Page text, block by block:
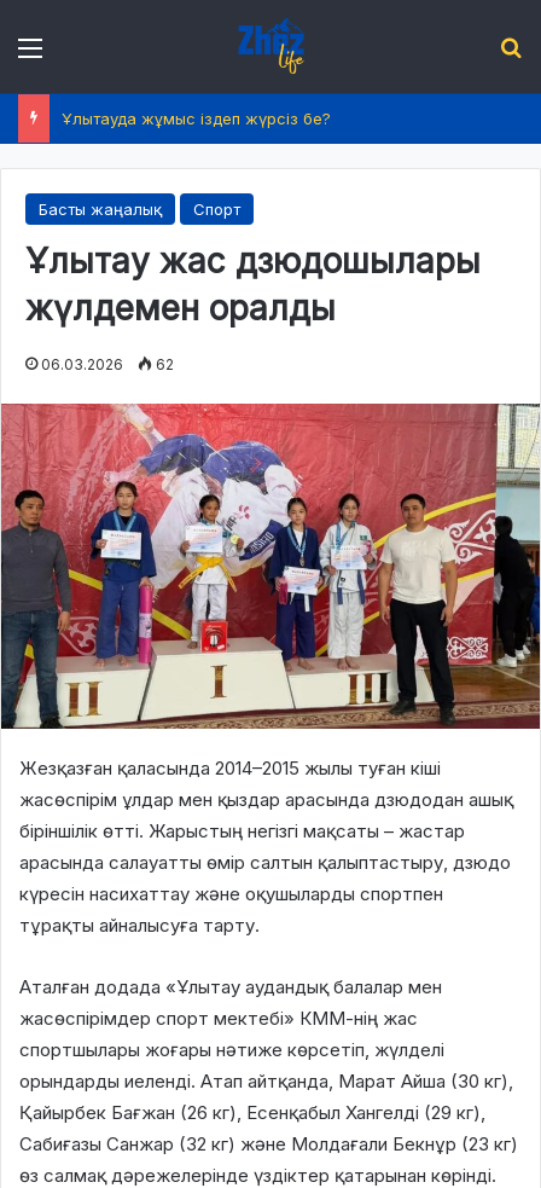
Ұлытауда жұмыс іздеп жүрсіз бе?
Басты жаңалық Спорт
Ұлытау жас дзюдошылары
жүлдемен оралды
06.03.2026 62
Жезқазған қаласында 2014–2015 жылы туған кіші
жасөспірім ұлдар мен қыздар арасында дзюдодан ашық
біріншілік өтті. Жарыстың негізгі мақсаты – жастар
арасында салауатты өмір салтын қалыптастыру, дзюдо
күресін насихаттау және оқушыларды спортпен
тұрақты айналысуға тарту.
Аталған додада «Ұлытау аудандық балалар мен
жасөспірімдер спорт мектебі» КММ-нің жас
спортшылары жоғары нәтиже көрсетіп, жүлделі
орындарды иеленді. Атап айтқанда, Марат Айша (30 кг),
Қайырбек Бағжан (26 кг), Есенқабыл Хангелді (29 кг),
Сабиғазы Санжар (32 кг) және Молдағали Бекнұр (23 кг)
өз салмақ дәрежелерінде үздіктер қатарынан көрінді.